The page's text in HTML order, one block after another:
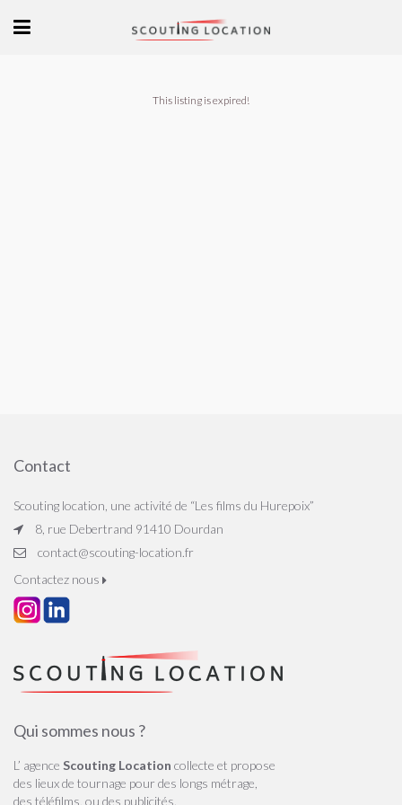
This listing is expired!
Contact
Scouting location, une activité de “Les films du Hurepoix”
8, rue Debertrand 91410 Dourdan
contact@scouting-location.fr
Contactez nous
Qui sommes nous ?
L’ agence Scouting Location collecte et propose
des lieux de tournage pour des longs métrage,
des téléfilms, ou des publicités.